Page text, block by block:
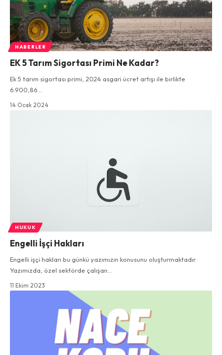
HABERLER
EK 5 Tarım Sigortası Primi Ne Kadar?
Ek 5 tarım sigortası primi, 2024 asgari ücret artışı ile birlikte
6.900,86…
14 Ocak 2024
HUKUK
Engelli İşçi Hakları
Engelli işçi hakları bu günkü yazımızın konusunu oluşturmaktadır.
Yazımızda, özel sektörde çalışan…
11 Ekim 2023